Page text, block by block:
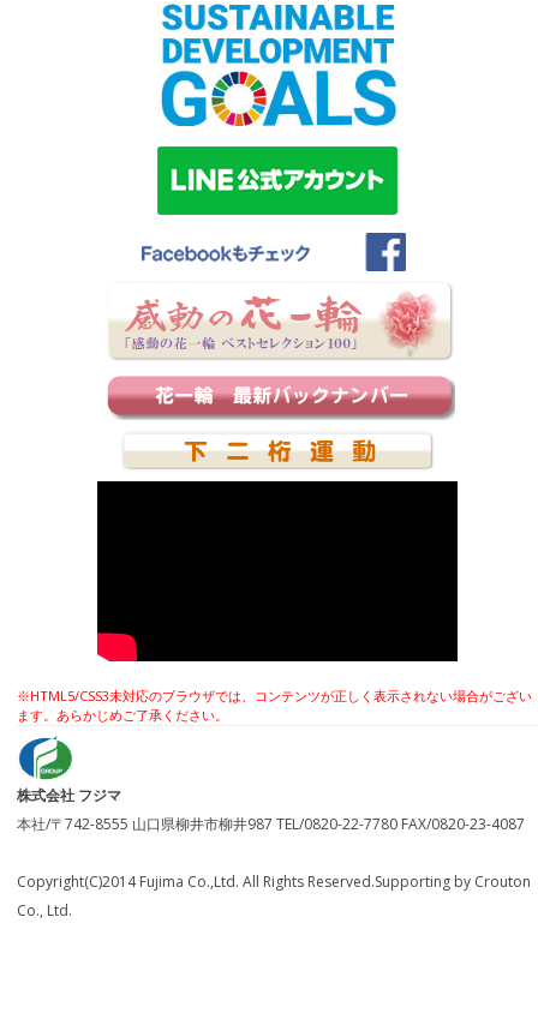
※HTML5/CSS3未対応のブラウザでは、コンテンツが正しく表示されない場合がござい
ます。あらかじめご了承ください。
株式会社 フジマ
本社/〒742-8555 山口県柳井市柳井987 TEL/0820-22-7780 FAX/0820-23-4087
Copyright(C)2014 Fujima Co.,Ltd. All Rights Reserved.Supporting by Crouton
Co., Ltd.